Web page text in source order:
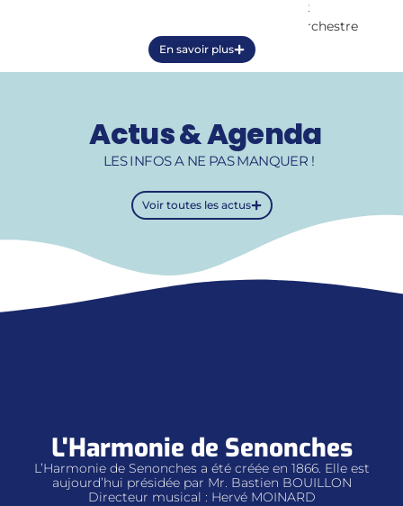
et
orchestre
En savoir plus
Actus & Agenda
LES INFOS A NE PAS MANQUER !
Voir toutes les actus
L'Harmonie de Senonches
L’Harmonie de Senonches a été créée en 1866. Elle est
aujourd’hui présidée par Mr. Bastien BOUILLON
Directeur musical : Hervé MOINARD